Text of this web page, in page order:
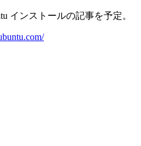
インストールの記事を予定。